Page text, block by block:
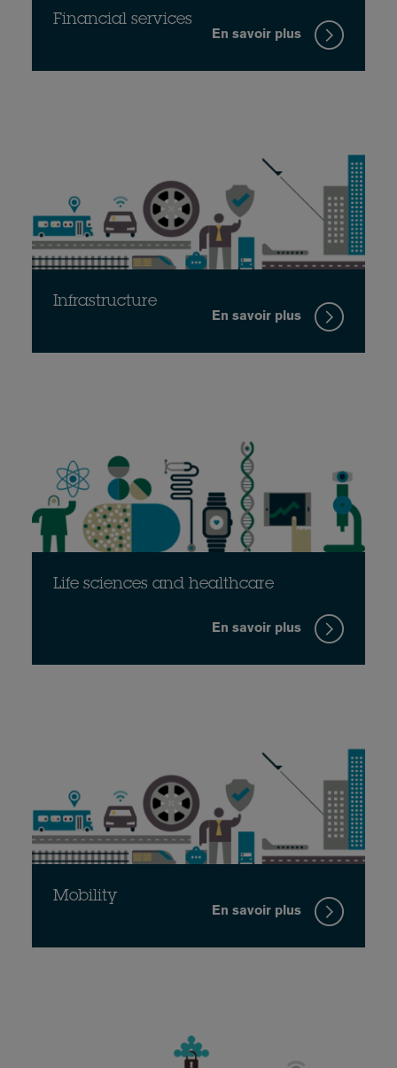
Financial services
En savoir plus
Infrastructure
En savoir plus
Life sciences and healthcare
En savoir plus
Mobility
En savoir plus